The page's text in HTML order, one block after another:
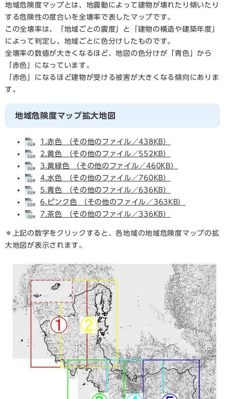
地域危険度マップとは、地震動によって建物が壊れたり傾いたり
する危険性の度合いを全壊率で表したマップです。
この全壊率は、「地域ごとの震度」と「建物の構造や建築年度」
によって判定し、地域ごとに色分けしたものです。
全壊率の数値が大きくなるほど、地図の色分けが「青色」から
「赤色」になっています。
「赤色」になるほど建物が受ける被害が大きくなる傾向にありま
す。
地域危険度マップ拡大地図
1.赤色 （その他のファイル／438KB）
2.黄色 （その他のファイル／552KB）
3.黄緑色 （その他のファイル／460KB）
4.水色 （その他のファイル／760KB）
5.青色 （その他のファイル／636KB）
6.ピンク色 （その他のファイル／363KB）
7.茶色 （その他のファイル／336KB）
＊上記の数字をクリックすると、各地域の地域危険度マップの拡
大地図が表示されます。